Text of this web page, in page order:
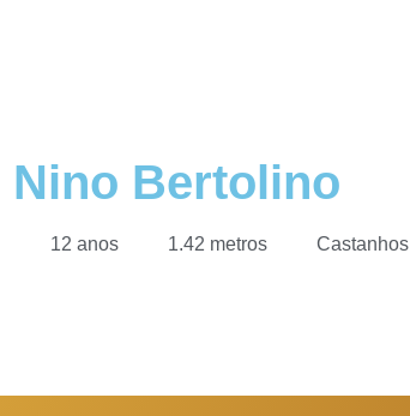
Nino Bertolino
12 anos 1.42 metros Castanhos